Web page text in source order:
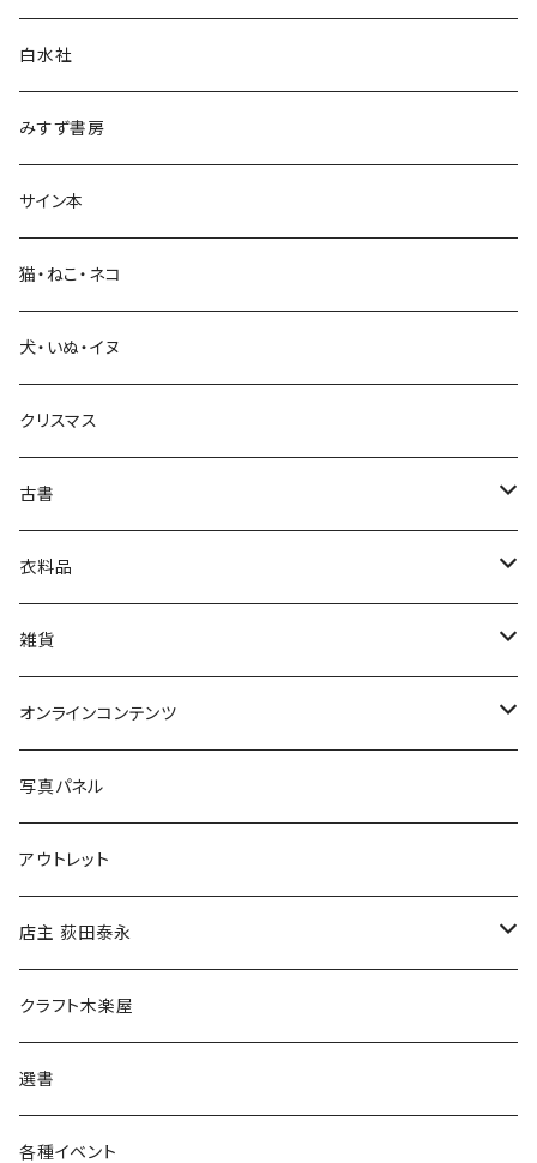
言語・ことば
生活・暮らし
芸術・絵画・写真
絵本・児童書
娯楽・エンターテインメント
白水社
みすず書房
サイン本
猫・ねこ・ネコ
犬・いぬ・イヌ
クリスマス
古書
古書セット
美術
衣料品
POLEWARDS
Tシャツ
雑貨
バッグ
ブックカバー
マグカップ
傘
食料品
その他
オンラインコンテンツ
冒険クロストーク
写真パネル
アウトレット
店主 荻田泰永
書籍
ウェア
クラフト木楽屋
選書
各種イベント